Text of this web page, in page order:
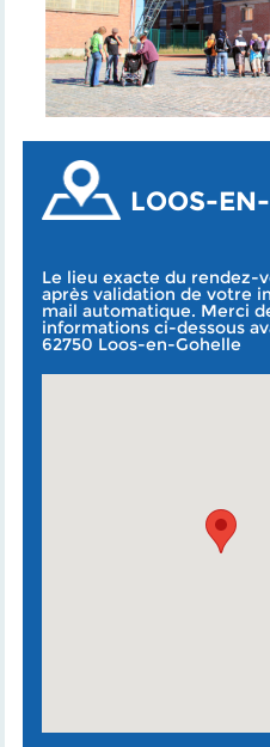
LOOS-
Le lieu exacte du rendez-
après validation de votre
mail automatique. Merci
informations ci-dessous
62750 Loos-en-Gohelle